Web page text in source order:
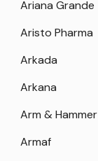
Ariana Grande
Aristo Pharma
Arkada
Arkana
Arm & Hammer
Armaf